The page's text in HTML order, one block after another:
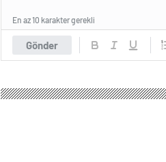
Gönder
En az 10 karakter gerekli